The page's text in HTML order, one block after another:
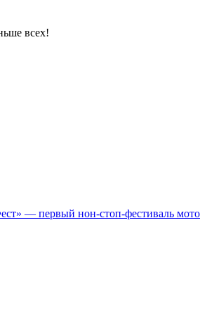
всех!
— первый нон-стоп-фестиваль